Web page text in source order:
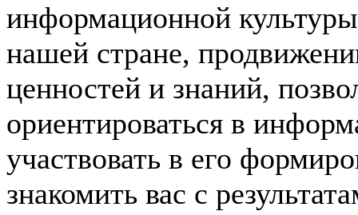
информационной
нашей стране,
ценностей и знаний,
ориентироваться в
участвовать в его
знакомить вас с